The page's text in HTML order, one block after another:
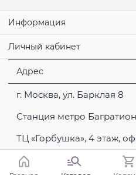
Информация
Личный кабинет
Адрес
г. Москва, ул. Барклая 8
Станция метро
ТЦ «Горбушка», 4 этаж,